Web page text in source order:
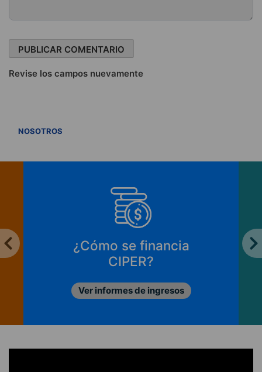
Revise los campos nuevamente
NOSOTROS
¿Cómo se financia
CIPER?
Ver informes de ingresos